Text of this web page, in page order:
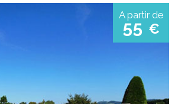
A partir de
55 €